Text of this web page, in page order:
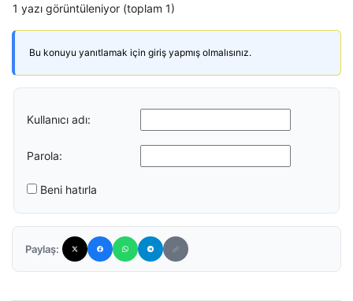
1 yazı görüntüleniyor (toplam 1)
Bu konuyu yanıtlamak için giriş yapmış olmalısınız.
Kullanıcı adı:
Parola:
Beni hatırla
Paylaş: